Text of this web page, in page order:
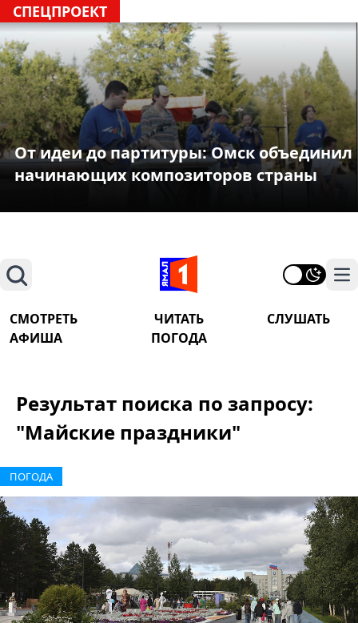
СПЕЦПРОЕКТ
От идеи до партитуры: Омск объединил
начинающих композиторов страны
Поиск
СМОТРЕТЬ ЧИТАТЬ
СЛУШАТЬ
АФИША
ПОГОДА
Результат поиска по запросу:
"Майские праздники"
ПОГОДА